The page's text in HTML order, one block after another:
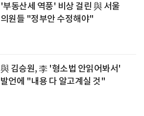
'부동산세 역풍' 비상 걸린 與 서울
의원들 "정부안 수정해야"
與 김승원, 李 '형소법 안읽어봐서'
발언에 "내용 다 알고계실 것"